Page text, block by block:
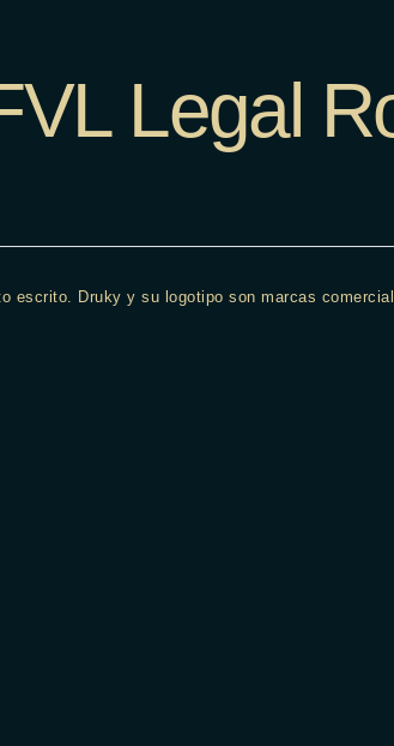
Legal
escrito. Druky y su logotipo son marcas